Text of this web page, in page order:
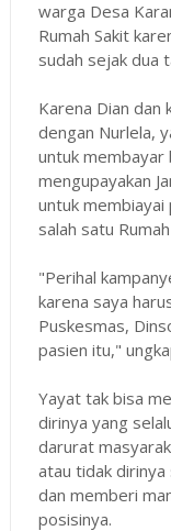
warga Desa
Rumah Sakit
sudah sejak dua
Karena Dian dan
dengan Nurlela,
untuk membayar
mengupayakan
untuk
salah satu
"Perihal
karena saya
Puskesmas,
pasien itu,"
Yayat tak bisa
dirinya yang
darurat
atau tidak
dan memberi
posisinya.